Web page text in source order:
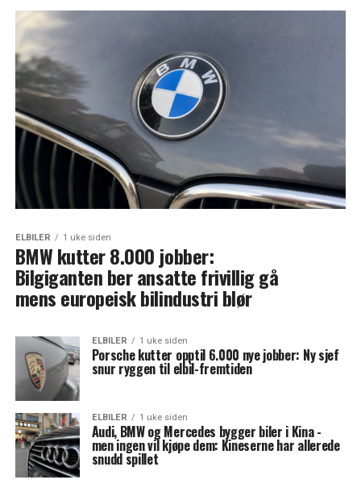
ELBILER 1 uke siden
BMW kutter 8.000 jobber:
Bilgiganten ber ansatte frivillig gå
mens europeisk bilindustri blør
ELBILER 1 uke siden
Porsche kutter opptil 6.000 nye jobber: Ny sjef
snur ryggen til elbil-fremtiden
ELBILER 1 uke siden
Audi, BMW og Mercedes bygger biler i Kina -
men ingen vil kjøpe dem: Kineserne har allerede
snudd spillet